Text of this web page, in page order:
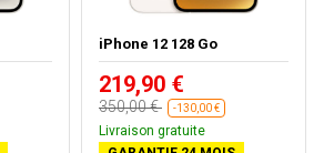
iPhone 12 128 Go
219,90 €
350,00 € -130,00 €
Livraison gratuite